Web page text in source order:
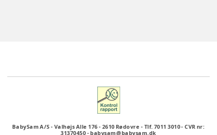
BabySam A/S - Valhøjs Alle 176 - 2610 Rødovre - Tlf. 7011 3010-CVR nr:
31370450 -babysam@babysam.dk